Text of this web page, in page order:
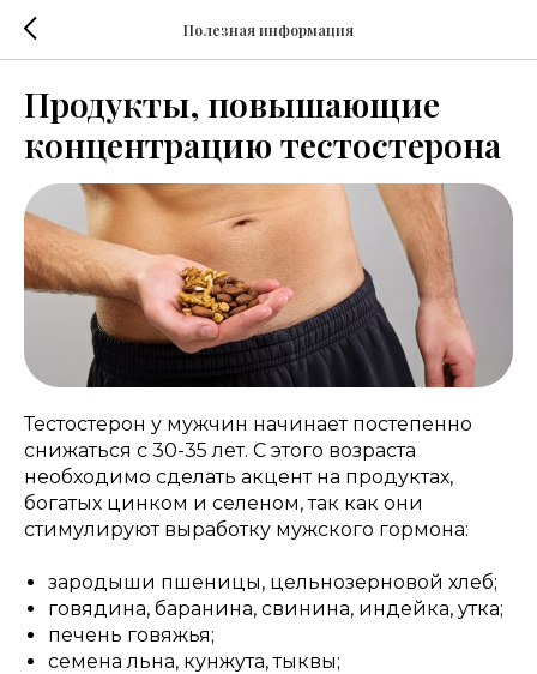
Полезная информация
Продукты, повышающие
концентрацию тестостерона
Тестостерон у мужчин начинает постепенно
снижаться с 30-35 лет. С этого возраста
необходимо сделать акцент на продуктах,
богатых цинком и селеном, так как они
стимулируют выработку мужского гормона:
зародыши пшеницы, цельнозерновой хлеб;
говядина, баранина, свинина, индейка, утка;
печень говяжья;
семена льна, кунжута, тыквы;